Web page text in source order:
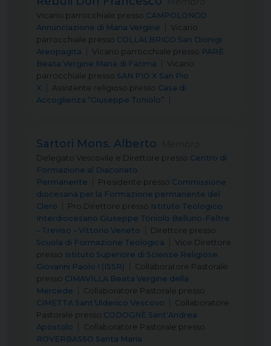
Vicario parrocchiale presso CAMPOLONGO
Annunciazione di Maria Vergine
Vicario
parrocchiale presso COLLALBRIGO San Dionigi
Areopagita
Vicario parrocchiale presso PARÈ
Beata Vergine Maria di Fatima
Vicario
parrocchiale presso SAN PIO X San Pio
X
Assistente religioso presso Casa di
Accoglienza “Giuseppe Toniolo”
Sartori Mons. Alberto
Delegato Vescovile e Direttore presso Centro di
Formazione al Diaconato
Permanente
Presidente presso Commissione
diocesana per la Formazione permanente del
Clero
Pro Direttore presso Istituto Teologico
Interdiocesano Giuseppe Toniolo Belluno-Feltre
– Treviso – Vittorio Veneto
Direttore presso
Scuola di Formazione Teologica
Vice Direttore
presso Istituto Superiore di Scienze Religiose
Giovanni Paolo I (ISSR)
Collaboratore Pastorale
presso CIMAVILLA Beata Vergine della
Mercede
Collaboratore Pastorale presso
CIMETTA Sant’Ulderico Vescovo
Collaboratore
Pastorale presso CODOGNÈ Sant’Andrea
Apostolo
Collaboratore Pastorale presso
ROVERBASSO Santa Maria